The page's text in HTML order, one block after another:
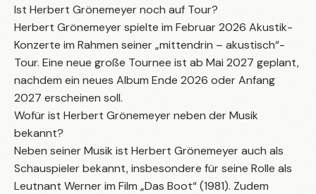
Ist Herbert Grönemeyer noch auf Tour?
Herbert Grönemeyer spielte im Februar 2026 Akustik-
Konzerte im Rahmen seiner „mittendrin – akustisch“-
Tour. Eine neue große Tournee ist ab Mai 2027 geplant,
nachdem ein neues Album Ende 2026 oder Anfang
2027 erscheinen soll.
Wofür ist Herbert Grönemeyer neben der Musik
bekannt?
Neben seiner Musik ist Herbert Grönemeyer auch als
Schauspieler bekannt, insbesondere für seine Rolle als
Leutnant Werner im Film „Das Boot“ (1981). Zudem